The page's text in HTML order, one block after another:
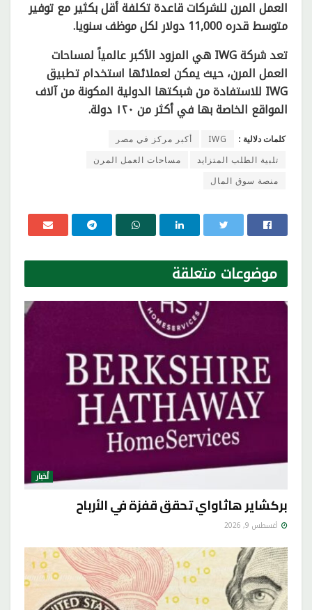
العمل المرن للشركات قاعدة تكلفة أقل بكثير مع توفير
متوسط قدره 11,000 دولار لكل موظف سنويا.
تعد شركة IWG هي المزود الأكبر عالمياً لمساحات
العمل المرن، حيث يمكن لعملائها استخدام تطبيق
IWG للاستفادة من شبكتها الدولية المكونة من آلاف
المواقع الخاصة بها في أكثر من ١٢٠ دولة.
كلمات دلالية : IWG
أكبر مركز في مصر
تلبية الطلب المتزايد
مساحات العمل المرن
منصة سوق المال
موضوعات متعلقة
أخبار
بركشاير هاثاواي تحقق قفزة في الأرباح
أغسطس 9, 2026